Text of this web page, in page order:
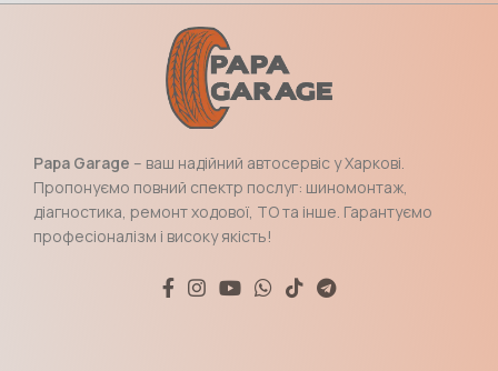
Papa Garage – ваш надійний автосервіс у Харкові.
Пропонуємо повний спектр послуг: шиномонтаж,
діагностика, ремонт ходової, ТО та інше. Гарантуємо
професіоналізм і високу якість!